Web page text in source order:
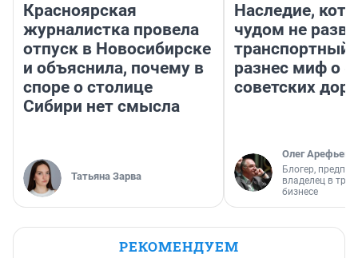
Красноярская
журналистка провела
отпуск в Новосибирске
и объяснила, почему в
споре о столице
Сибири нет смысла
Татьяна Зарва
Наследие,
чудом не
транспортный
разнес миф о
советских
Олег Арефьев
Блогер,
владелец в
бизнесе
РЕКОМЕНДУЕМ